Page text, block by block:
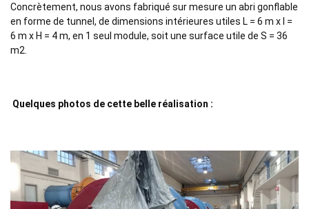
Concrètement, nous avons fabriqué sur mesure un abri gonflable
en forme de tunnel, de dimensions intérieures utiles L = 6 m x l =
6 m x H = 4 m, en 1 seul module, soit une surface utile de S = 36
m2.
Quelques photos de cette belle réalisation :